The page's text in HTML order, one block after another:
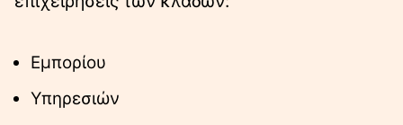
Εμπορίου
Υπηρεσιών